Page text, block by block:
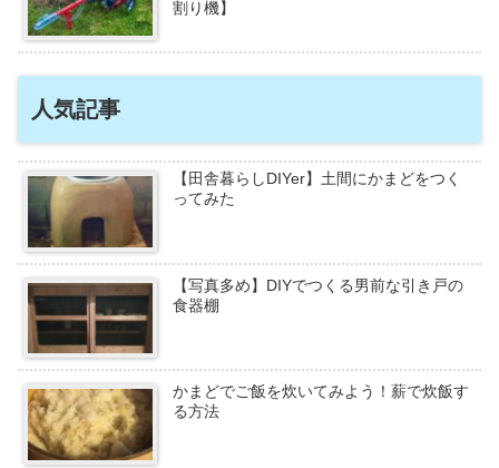
割り機】
人気記事
【田舎暮らしDIYer】土間にかまどをつく
ってみた
【写真多め】DIYでつくる男前な引き戸の
食器棚
かまどでご飯を炊いてみよう！薪で炊飯す
る方法